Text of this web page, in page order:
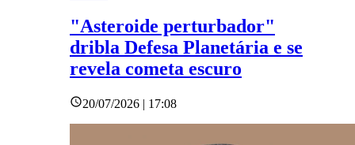
"Asteroide perturbador"
dribla Defesa Planetária e se
revela cometa escuro
20/07/2026 | 17:08